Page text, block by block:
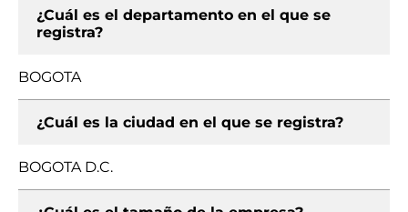
¿Cuál es el departamento en el que se
registra?
BOGOTA
¿Cuál es la ciudad en el que se registra?
BOGOTA D.C.